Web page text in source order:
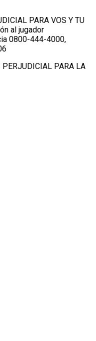
PARA VOS Y TU
al jugador
0800-444-4000,
PERJUDICIAL PARA LA